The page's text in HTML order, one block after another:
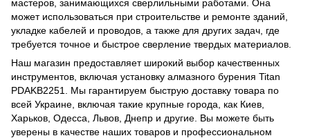
мастеров, занимающихся сверлильными работами. Она
может использоваться при строительстве и ремонте зданий,
укладке кабелей и проводов, а также для других задач, где
требуется точное и быстрое сверление твердых материалов.
Наш магазин предоставляет широкий выбор качественных
инструментов, включая установку алмазного бурения Titan
PDAKB2251. Мы гарантируем быструю доставку товара по
всей Украине, включая такие крупные города, как Киев,
Харьков, Одесса, Львов, Днепр и другие. Вы можете быть
уверены в качестве наших товаров и профессиональном